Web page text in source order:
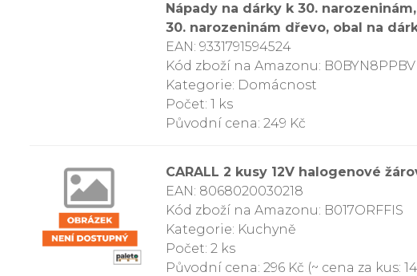
Nápady na dárky k 30.
30. narozeninám dřevo, obal na
EAN: 9331791594524
Kód zboží na Amazonu: B0BYN8PPBV
Kategorie: Domácnost
Počet: 1 ks
Původní cena: 249 Kč
CARALL 2 kusy 12V halogenové
EAN: 8068020030218
Kód zboží na Amazonu: B017ORFFIS
Kategorie: Kuchyně
Počet: 2 ks
Původní cena: 296 Kč (~ cena za kus: